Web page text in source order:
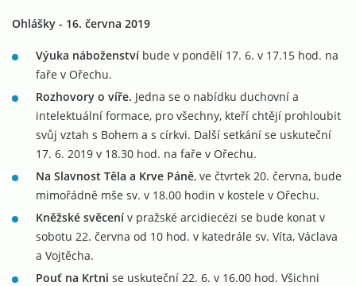
Ohlášky - 16. června 2019
Výuka náboženství bude v pondělí 17. 6. v 17.15 hod. na
faře v Ořechu.
Rozhovory o víře. Jedna se o nabídku duchovní a
intelektuální formace, pro všechny, kteří chtějí prohloubit
svůj vztah s Bohem a s církvi. Další setkání se uskuteční
17. 6. 2019 v 18.30 hod. na faře v Ořechu.
Na Slavnost Těla a Krve Páně, ve čtvrtek 20. června, bude
mimořádně mše sv. v 18.00 hodin v kostele v Ořechu.
Kněžské svěcenív pražské arcidiecézi se bude konat v
sobotu 22. června od 10 hod. v katedrále sv. Víta, Václava
a Vojtěcha.
Pouť na Krtni se uskuteční 22. 6. v 16.00 hod. Všichni